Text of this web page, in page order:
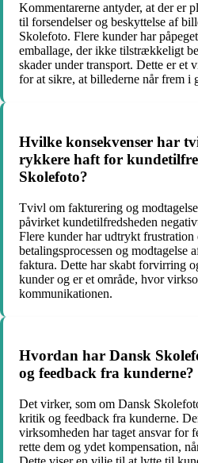
Kommentarerne antyder, at der er
til forsendelser og beskyttelse af
Skolefoto. Flere kunder har
emballage, der ikke tilstrækkeligt
skader under transport. Dette er et
for at sikre, at billederne når frem i
Hvilke konsekvenser har
rykkere haft for
Skolefoto?
Tvivl om fakturering og
påvirket kundetilfredsheden
Flere kunder har udtrykt
betalingsprocessen og modtagelse
faktura. Dette har skabt forvirring
kunder og er et område, hvor
kommunikationen.
Hvordan har Dansk
og feedback fra kunderne?
Det virker, som om Dansk
kritik og feedback fra kunderne.
virksomheden har taget ansvar for
rette dem og ydet kompensation,